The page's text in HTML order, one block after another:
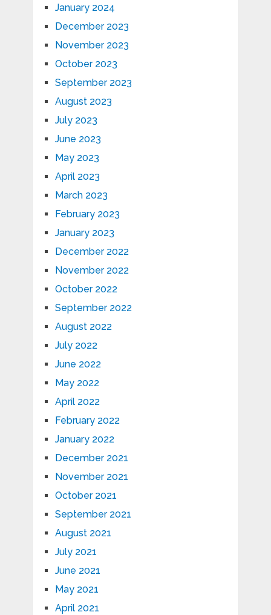
January 2024
December 2023
November 2023
October 2023
September 2023
August 2023
July 2023
June 2023
May 2023
April 2023
March 2023
February 2023
January 2023
December 2022
November 2022
October 2022
September 2022
August 2022
July 2022
June 2022
May 2022
April 2022
February 2022
January 2022
December 2021
November 2021
October 2021
September 2021
August 2021
July 2021
June 2021
May 2021
April 2021